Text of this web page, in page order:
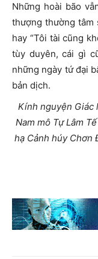
Những hoài bão
thượng thường tâm
hay “Tôi tài cũng
tùy duyên, cái gì
những ngày tứ đại
bản dịch.
Kính nguyện Giác
Nam mô Tự Lâm
hạ Cảnh húy Chơn